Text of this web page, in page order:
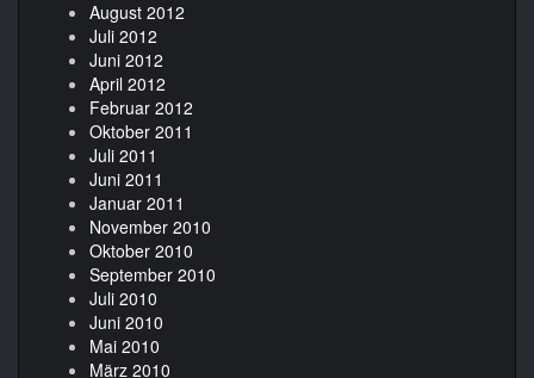
August 2012
Juli 2012
Juni 2012
April 2012
Februar 2012
Oktober 2011
Juli 2011
Juni 2011
Januar 2011
November 2010
Oktober 2010
September 2010
Juli 2010
Juni 2010
Mai 2010
März 2010